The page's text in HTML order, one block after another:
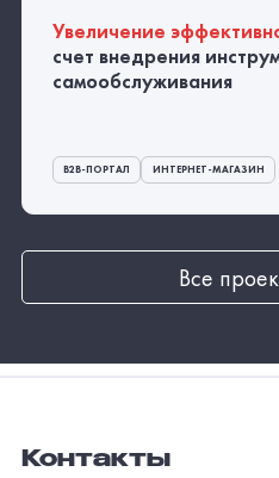
Увеличение
счет внедрения
самообслуживания
B2B-ПОРТАЛ ИНТЕРНЕТ-МАГАЗИН
Все
Контакты